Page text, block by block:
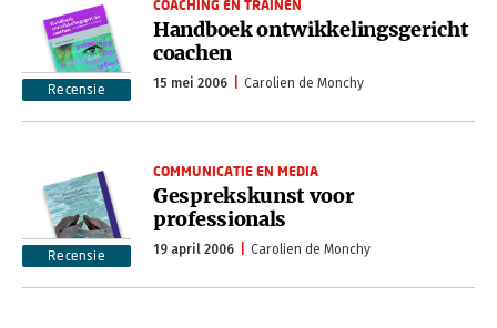
Recensie
COACHING EN TRAINEN
Handboek ontwikkelingsgericht
coachen
15 mei 2006 Carolien de Monchy
Recensie
COMMUNICATIE EN MEDIA
Gesprekskunst voor
professionals
19 april 2006 Carolien de Monchy